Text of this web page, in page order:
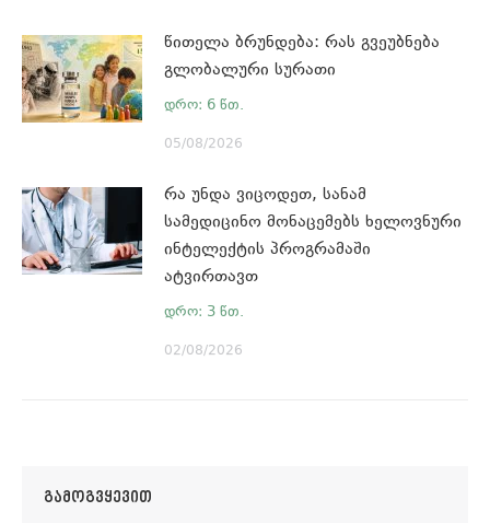
წითელა ბრუნდება: რას გვეუბნება
გლობალური სურათი
05/08/2026
რა უნდა ვიცოდეთ, სანამ
სამედიცინო მონაცემებს ხელოვნური
ინტელექტის პროგრამაში
ატვირთავთ
02/08/2026
ᲒᲐᲛᲝᲒᲕᲧᲔᲕᲘᲗ